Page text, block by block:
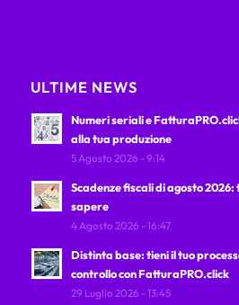
ULTIME NEWS
Numeri seriali e
alla tua produzione
5 Agosto 2026 - 9:14
Scadenze fiscali di agosto 2026:
sapere
4 Agosto 2026 - 16:47
Distinta base: tieni il tuo
controllo con FatturaPRO.click
29 Luglio 2026 - 13:45